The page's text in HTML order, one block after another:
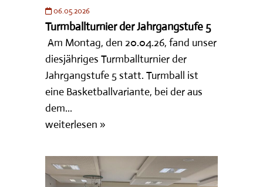
06.05.2026
Turmballturnier der Jahrgangstufe 5
Am Montag, den 20.04.26, fand unser
diesjähriges Turmballturnier der
Jahrgangstufe 5 statt. Turmball ist
eine Basketballvariante, bei der aus
dem...
weiterlesen »